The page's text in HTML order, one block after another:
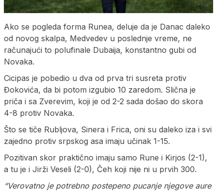
Ako se pogleda forma Runea, deluje da je Danac daleko
od novog skalpa, Medvedev u poslednje vreme, ne
računajući to polufinale Dubaija, konstantno gubi od
Novaka.
Cicipas je pobedio u dva od prva tri susreta protiv
Đokovića, da bi potom izgubio 10 zaredom. Slična je
priča i sa Zverevim, koji je od 2-2 sada došao do skora
4-8 protiv Novaka.
Što se tiče Rubljova, Sinera i Frica, oni su daleko iza i svi
zajedno protiv srpskog asa imaju učinak 1-15.
Pozitivan skor praktično imaju samo Rune i Kirjos (2-1),
a tu je i Jirži Veseli (2-0), Čeh koji nije ni u prvih 300.
“Verovatno je potrebno postepeno pucanje njegove aure